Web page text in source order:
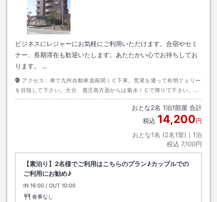
ビジネスにレジャーにお気軽にご利用いただけます。合宿やセミ
ナー、長期滞在も歓迎いたします。あたたかい心でお待ちしてお
ります。 …
アクセス： 車で九州自動車道南関ＩＣ下車。荒尾を通って有明フェリー
を目指して下さい。大分、鹿児島方面からは菊水ＩＣで降りて下さい。飛
行機、新幹線共に福岡で降りてＪＲ鹿児島線で長洲駅下車。
おとな2名 1泊1部屋 合計
税込 14,200円
おとな1名 (2名1室)｜ 1泊
税込 7,100円
【素泊り】2名様でご利用はこちらのプラン♪カップルでの
ご利用にお勧め♪
IN チェックイン
16:00 / OUT チェックアウト
10:00
食事なし